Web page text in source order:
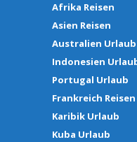
Afrika Reisen
Asien Reisen
Australien Urlaub
Indonesien
Portugal Urlaub
Frankreich Reisen
Karibik Urlaub
Kuba Urlaub